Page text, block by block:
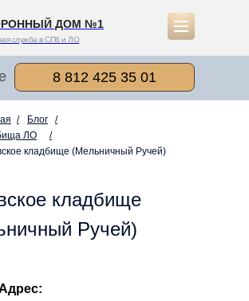
ДОМ №1
служба в СПб и ЛО
8 812 425 35 01
/
Блог
ЛО
/
кладбище (Мельничный Ручей)
/
кладбище
Ручей)